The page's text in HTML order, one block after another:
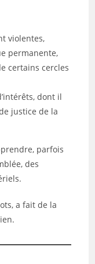
violentes,
permanente,
certains cercles
dont il
justice de la
parfois
des
a fait de la